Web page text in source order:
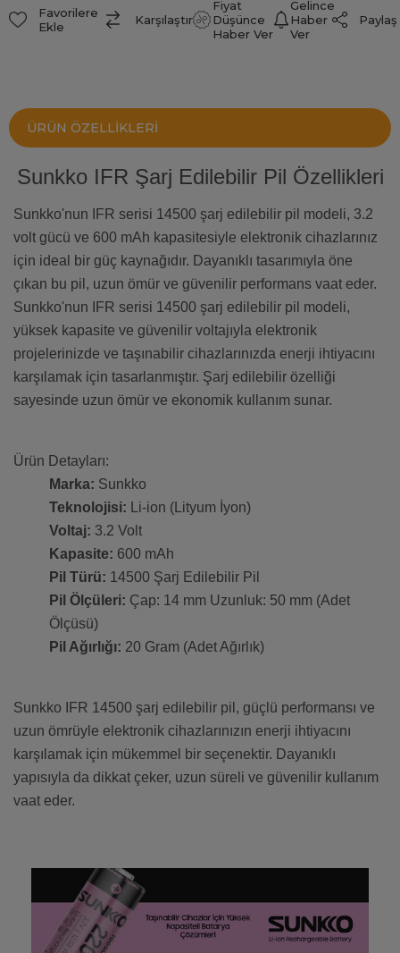
Favorilere
Ekle
Karşılaştır
Fiyat
Düşünce
Haber Ver
Gelince
Haber
Ver
Paylaş
ÜRÜN ÖZELLIKLERI
Sunkko IFR Şarj Edilebilir Pil Özellikleri
Sunkko'nun IFR serisi 14500 şarj edilebilir pil modeli, 3.2
volt gücü ve 600 mAh kapasitesiyle elektronik cihazlarınız
için ideal bir güç kaynağıdır. Dayanıklı tasarımıyla öne
çıkan bu pil, uzun ömür ve güvenilir performans vaat eder.
Sunkko'nun IFR serisi 14500 şarj edilebilir pil modeli,
yüksek kapasite ve güvenilir voltajıyla elektronik
projelerinizde ve taşınabilir cihazlarınızda enerji ihtiyacını
karşılamak için tasarlanmıştır. Şarj edilebilir özelliği
sayesinde uzun ömür ve ekonomik kullanım sunar.
Ürün Detayları:
Marka: Sunkko
Teknolojisi: Li-ion (Lityum İyon)
Voltaj: 3.2 Volt
Kapasite: 600 mAh
Pil Türü: 14500 Şarj Edilebilir Pil
Pil Ölçüleri: Çap: 14 mm Uzunluk: 50 mm (Adet
Ölçüsü)
Pil Ağırlığı: 20 Gram (Adet Ağırlık)
Sunkko IFR 14500 şarj edilebilir pil, güçlü performansı ve
uzun ömrüyle elektronik cihazlarınızın enerji ihtiyacını
karşılamak için mükemmel bir seçenektir. Dayanıklı
yapısıyla da dikkat çeker, uzun süreli ve güvenilir kullanım
vaat eder.